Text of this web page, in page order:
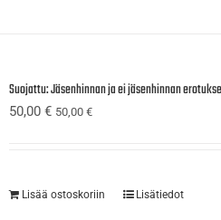
Suojattu: Jäsenhinnan ja ei jäsenhinnan
50,00€ 50,00€
Lisää ostoskoriin Lisätiedot